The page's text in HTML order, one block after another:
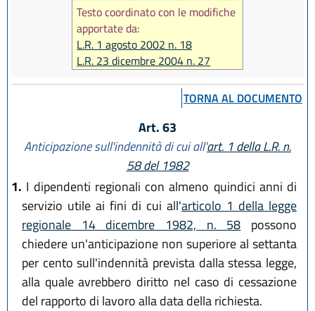
Testo coordinato con le modifiche
apportate da:
L.R. 1 agosto 2002 n. 18
L.R. 23 dicembre 2004 n. 27
L.R. 6 giugno 2006 n. 7
L.R. 28 luglio 2006 n. 13
L.R. 29 dicembre 2006 n. 20
L.R. 26 luglio 2007 n. 13
TORNA AL DOCUMENTO
Art. 63
Anticipazione sull'indennità di cui all'art. 1 della L.R. n.
58 del 1982
1. I dipendenti regionali con almeno quindici anni di
servizio utile ai fini di cui all'articolo 1 della legge
regionale 14 dicembre 1982, n. 58 possono
chiedere un'anticipazione non superiore al settanta
per cento sull'indennità prevista dalla stessa legge,
alla quale avrebbero diritto nel caso di cessazione
del rapporto di lavoro alla data della richiesta.